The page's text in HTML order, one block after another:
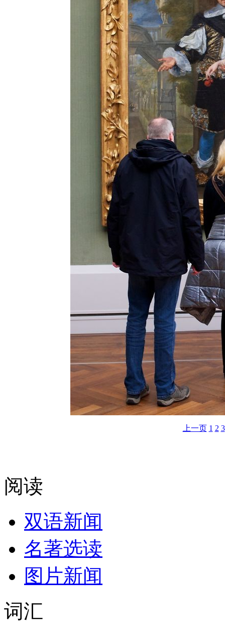
上一页 1 2 3
阅读
双语新闻
名著选读
图片新闻
词汇